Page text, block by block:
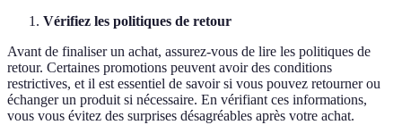
Vérifiez les politiques de retour
Avant de finaliser un achat, assurez-vous de lire les politiques de
retour. Certaines promotions peuvent avoir des conditions
restrictives, et il est essentiel de savoir si vous pouvez retourner ou
échanger un produit si nécessaire. En vérifiant ces informations,
vous vous évitez des surprises désagréables après votre achat.